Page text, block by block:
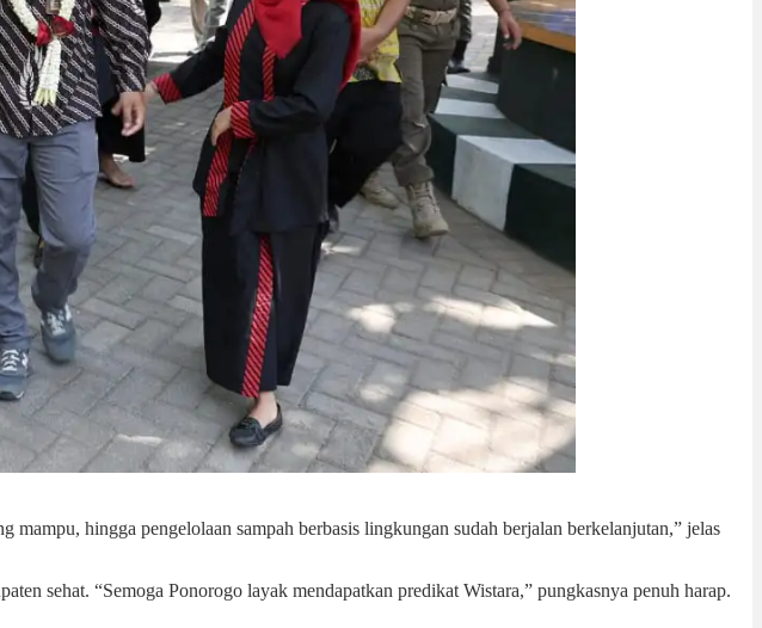
hingga pengelolaan sampah berbasis lingkungan sudah berjalan berkelanjutan,” jelas
sehat. “Semoga Ponorogo layak mendapatkan predikat Wistara,” pungkasnya penuh harap.